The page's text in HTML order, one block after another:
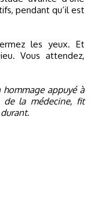
pendant qu’il est
les yeux. Et
Vous attendez,
appuyé à
de la médecine, fit